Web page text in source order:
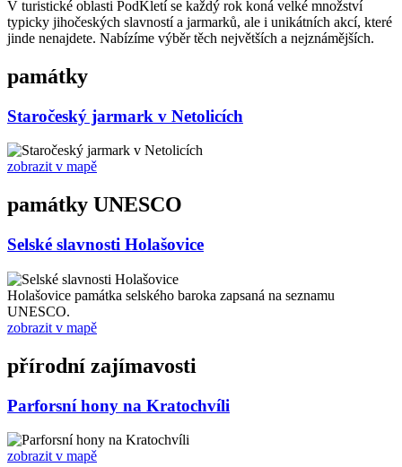
V turistické oblasti PodKletí se každý rok koná velké množství
typicky jihočeských slavností a jarmarků, ale i unikátních akcí, které
jinde nenajdete. Nabízíme výběr těch největších a nejznámějších.
památky
Staročeský jarmark v Netolicích
zobrazit v mapě
památky UNESCO
Selské slavnosti Holašovice
Holašovice památka selského baroka zapsaná na seznamu
UNESCO.
zobrazit v mapě
přírodní zajímavosti
Parforsní hony na Kratochvíli
zobrazit v mapě